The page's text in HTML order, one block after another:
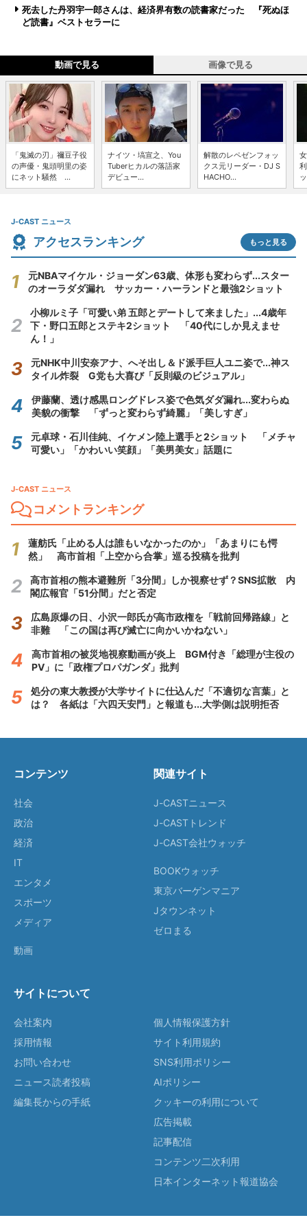
死去した丹羽宇一郎さんは、経済界有数の読書家だった 『死ぬほ
ど読書』ベストセラーに
動画で見る 画像で見る
「鬼滅の刃」禰豆子役
の声優・鬼頭明里の姿
にネット騒然 ...
ナイツ・塙宣之、You
Tuberヒカルの落語家
デビュー...
解散のレペゼンフォッ
クス元リーダー・DJ S
HACHO...
J-CAST ニュース
アクセスランキング もっと見る
元NBAマイケル・ジョーダン63歳、体形も変わらず...スター
のオーラダダ漏れ サッカー・ハーランドと最強2ショット
小柳ルミ子「可愛い弟 五郎とデートして来ました」...4歳年
下・野口五郎とステキ2ショット 「40代にしか見えませ
ん！」
元NHK中川安奈アナ、へそ出し＆ド派手巨人ユニ姿で...神ス
タイル炸裂 G党も大喜び「反則級のビジュアル」
伊藤蘭、透け感黒ロングドレス姿で色気ダダ漏れ...変わらぬ
美貌の衝撃 「ずっと変わらず綺麗」「美しすぎ」
元卓球・石川佳純、イケメン陸上選手と2ショット 「メチャ
可愛い」「かわいい笑顔」「美男美女」話題に
J-CAST ニュース
コメントランキング
蓮舫氏「止める人は誰もいなかったのか」「あまりにも愕
然」 高市首相「上空から合掌」巡る投稿を批判
高市首相の熊本避難所「3分間」しか視察せず？SNS拡散 内
閣広報官「51分間」だと否定
広島原爆の日、小沢一郎氏が高市政権を「戦前回帰路線」と
非難 「この国は再び滅亡に向かいかねない」
高市首相の被災地視察動画が炎上 BGM付き「総理が主役の
PV」に「政権プロパガンダ」批判
処分の東大教授が大学サイトに仕込んだ「不適切な言葉」と
は？ 各紙は「六四天安門」と報道も...大学側は説明拒否
コンテンツ
社会
政治
経済
IT
エンタメ
スポーツ
メディア
動画
関連サイト
J-CASTニュース
J-CASTトレンド
J-CAST会社ウォッチ
BOOKウォッチ
東京バーゲンマニア
Jタウンネット
ゼロまる
サイトについて
会社案内
採用情報
お問い合わせ
ニュース読者投稿
編集長からの手紙
個人情報保護方針
サイト利用規約
SNS利用ポリシー
AIポリシー
クッキーの利用について
広告掲載
記事配信
コンテンツ二次利用
日本インターネット報道協会